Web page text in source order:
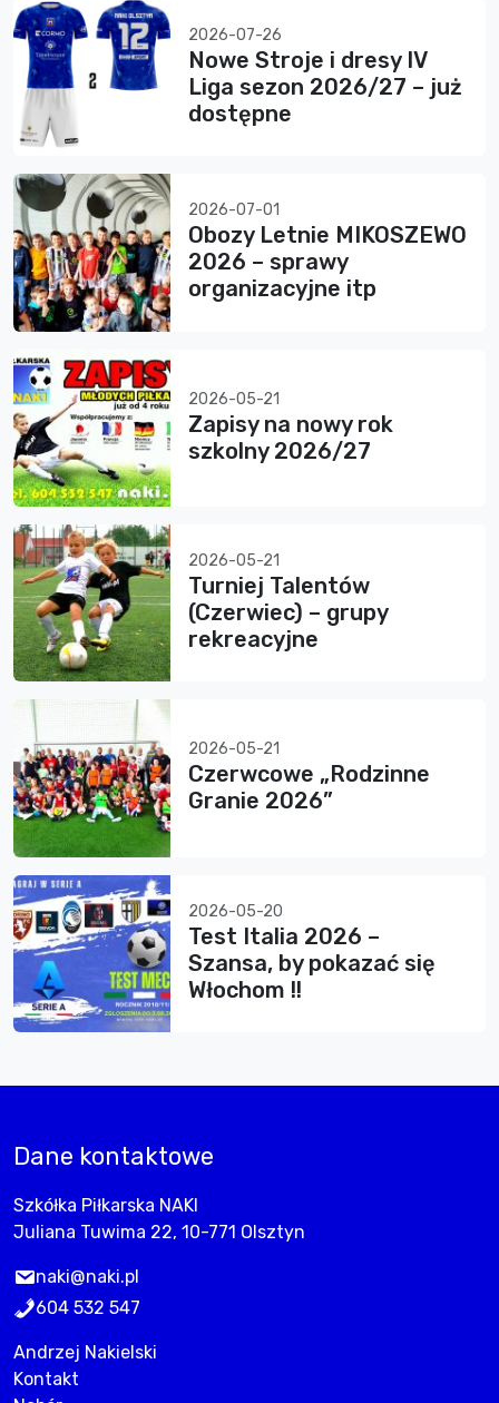
2026-07-26
Nowe Stroje i dresy IV
Liga sezon 2026/27 – już
dostępne
2026-07-01
Obozy Letnie MIKOSZEWO
2026 – sprawy
organizacyjne itp
2026-05-21
Zapisy na nowy rok
szkolny 2026/27
2026-05-21
Turniej Talentów
(Czerwiec) – grupy
rekreacyjne
2026-05-21
Czerwcowe „Rodzinne
Granie 2026”
2026-05-20
Test Italia 2026 –
Szansa, by pokazać się
Włochom !!
Dane kontaktowe
Szkółka Piłkarska NAKI
Juliana Tuwima 22, 10-771 Olsztyn
naki@naki.pl
604 532 547
Andrzej Nakielski
Kontakt